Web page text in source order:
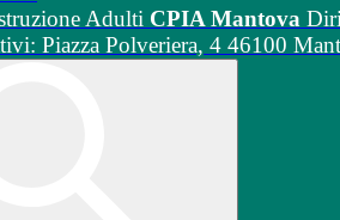
Adulti CPIA Mantova
Piazza Polveriera, 4 46100